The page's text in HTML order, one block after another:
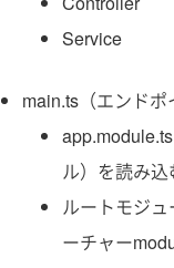
Service
main.ts（エンドポ
ル）を読み込
ルートモジ
ーチャー